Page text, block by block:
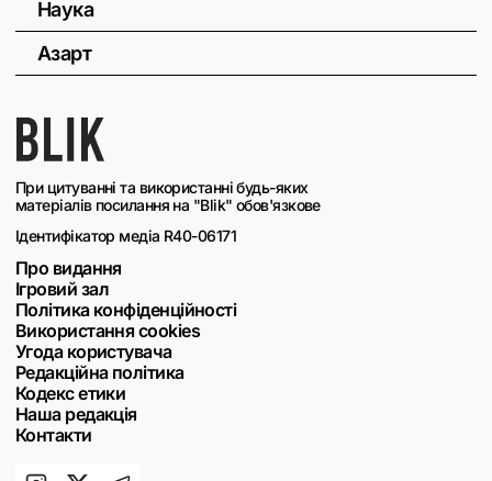
При цитуванні та використанні будь-яких
матеріалів посилання на "Blik" обов'язкове
Ідентифікатор медіа R40-06171
Про видання
Ігровий зал
Політика конфіденційності
Використання cookies
Угода користувача
Редакційна політика
Кодекс етики
Наша редакція
Контакти
Наука
Азарт